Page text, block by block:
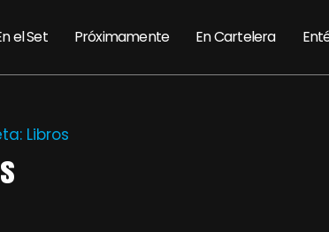
el Set Próximamente En Cartelera
Libros